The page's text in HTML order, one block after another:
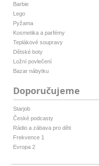
Barbie
Lego
Pyžama
Kosmetika a parfémy
Teplákové soupravy
Dětské boty
Ložní povlečení
Bazar nábytku
Doporučujeme
Starjob
České podcasty
Rádio a zábava pro děti
Frekvence 1
Evropa 2